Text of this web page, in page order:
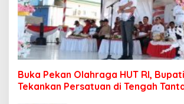
Buka Pekan Olahraga HUT RI,
Tekankan Persatuan di Tengah